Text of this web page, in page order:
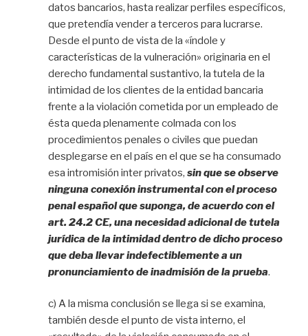
datos bancarios, hasta realizar perfiles específicos,
que pretendía vender a terceros para lucrarse.
Desde el punto de vista de la «índole y
características de la vulneración» originaria en el
derecho fundamental sustantivo, la tutela de la
intimidad de los clientes de la entidad bancaria
frente a la violación cometida por un empleado de
ésta queda plenamente colmada con los
procedimientos penales o civiles que puedan
desplegarse en el país en el que se ha consumado
esa intromisión inter privatos, sin que se observe
ninguna conexión instrumental con el proceso
penal español que suponga, de acuerdo con el
art. 24.2 CE, una necesidad adicional de tutela
jurídica de la intimidad dentro de dicho proceso
que deba llevar indefectiblemente a un
pronunciamiento de inadmisión de la prueba.
c) A la misma conclusión se llega si se examina,
también desde el punto de vista interno, el